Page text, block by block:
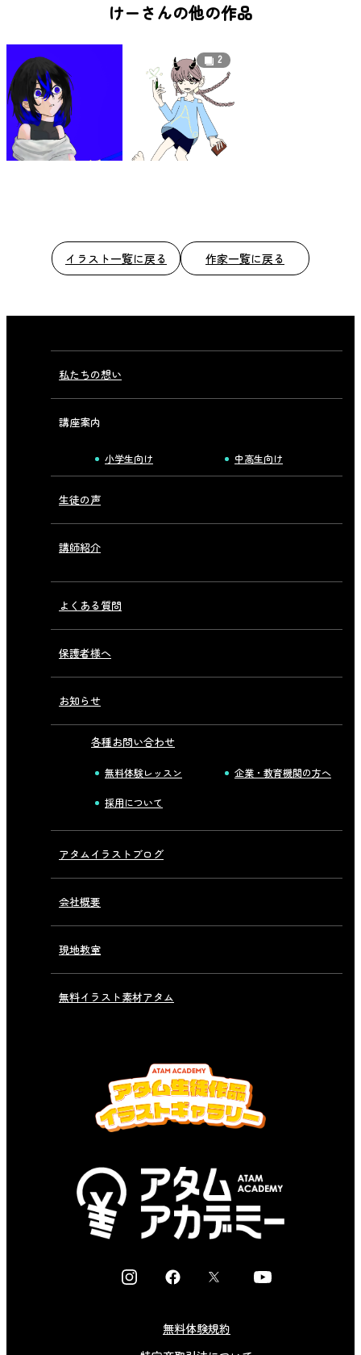
o
けーさんの他の作品
2
イラスト一覧に戻る 作家一覧に戻る
私たちの想い
講座案内
小学生向け 中高生向け
生徒の声
講師紹介
よくある質問
保護者様へ
お知らせ
各種お問い合わせ
無料体験レッスン 企業・教育機関の方へ
採用について
アタムイラストブログ
会社概要
現地教室
無料イラスト素材アタム
I
F
e
X
Y
無料体験規約